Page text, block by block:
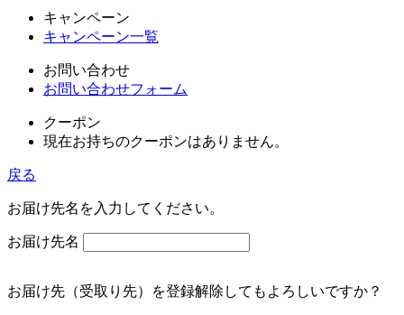
キャンペーン
キャンペーン一覧
お問い合わせ
お問い合わせフォーム
クーポン
現在お持ちのクーポンはありません。
戻る
お届け先名を入力してください。
お届け先名
お届け先（受取り先）を登録解除してもよろしいですか？